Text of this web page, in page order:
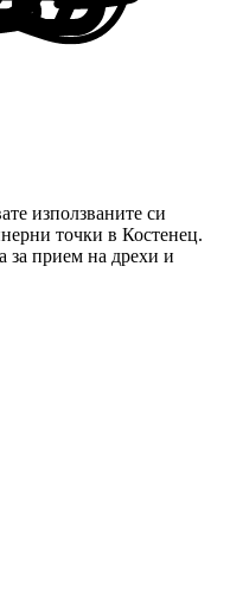
използваните си
точки в Костенец.
за прием на дрехи и